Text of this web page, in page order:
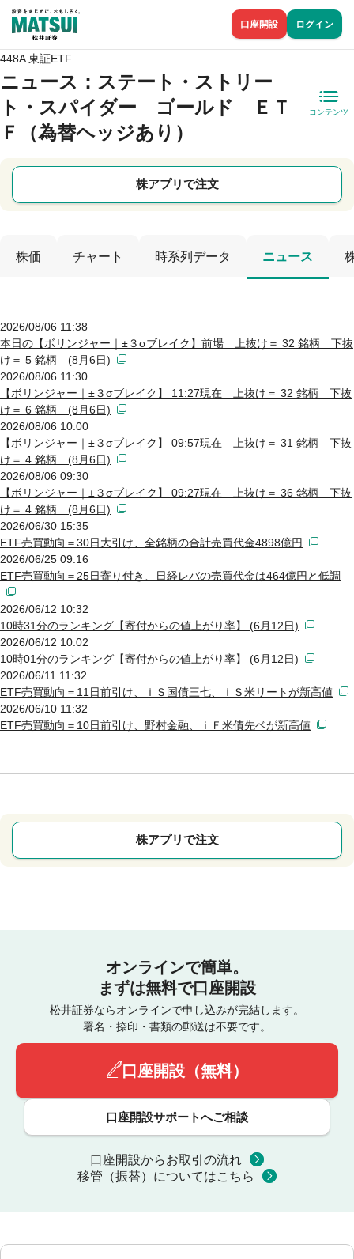
口座開設 ログイン
448A 東証ETF
ニュース ：ステート・ストリー
ト・スパイダー ゴールド ＥＴ
Ｆ（為替ヘッジあり）
コンテンツ
株アプリで注文
株価 チャート 時系列データ ニュース
2026/08/06 11:38
本日の【ボリンジャー｜±３σブレイク】前場 上抜け＝ 32 銘柄 下抜
け＝ 5 銘柄 (8月6日)
2026/08/06 11:30
【ボリンジャー｜±３σブレイク】 11:27現在 上抜け＝ 32 銘柄 下抜
け＝ 6 銘柄 (8月6日)
2026/08/06 10:00
【ボリンジャー｜±３σブレイク】 09:57現在 上抜け＝ 31 銘柄 下抜
け＝ 4 銘柄 (8月6日)
2026/08/06 09:30
【ボリンジャー｜±３σブレイク】 09:27現在 上抜け＝ 36 銘柄 下抜
け＝ 4 銘柄 (8月6日)
2026/06/30 15:35
ETF売買動向＝30日大引け、全銘柄の合計売買代金4898億円
2026/06/25 09:16
ETF売買動向＝25日寄り付き、日経レバの売買代金は464億円と低調
2026/06/12 10:32
10時31分のランキング【寄付からの値上がり率】 (6月12日)
2026/06/12 10:02
10時01分のランキング【寄付からの値上がり率】 (6月12日)
2026/06/11 11:32
ETF売買動向＝11日前引け、ｉＳ国債三七、ｉＳ米リートが新高値
2026/06/10 11:32
ETF売買動向＝10日前引け、野村金融、ｉＦ米債先ベが新高値
株アプリで注文
オンラインで簡単。
まずは無料で口座開設
松井証券ならオンラインで申し込みが完結します。
署名・捺印・書類の郵送は不要です。
口座開設（無料）
口座開設サポートへご相談
口座開設からお取引の流れ
移管（振替）についてはこちら